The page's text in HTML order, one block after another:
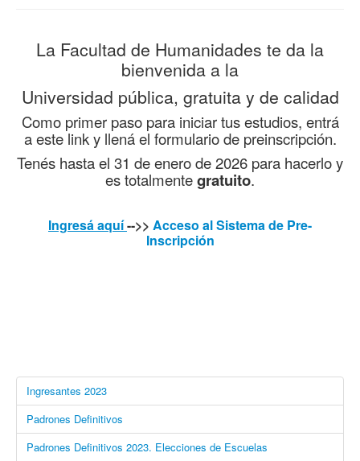
La Facultad de Humanidades te da la
bienvenida a la
Universidad pública, gratuita y de calidad
Como primer paso para iniciar tus estudios, entrá
a este link y llená el formulario de preinscripción.
Tenés hasta el 31 de enero de 2026 para hacerlo y
es totalmentegratuito.
Ingresá aquí-->> Acceso al Sistema de Pre-
Inscripción
Ingresantes 2023
Padrones Definitivos
Padrones Definitivos 2023. Elecciones de Escuelas